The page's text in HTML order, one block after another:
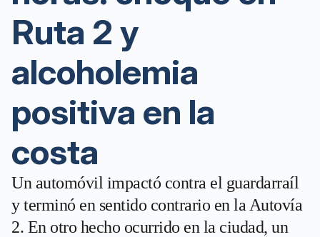
Ruta 2 y
alcoholemia
positiva en la
costa
Un automóvil impactó contra el guardarraíl
y terminó en sentido contrario en la Autovía
2. En otro hecho ocurrido en la ciudad, un